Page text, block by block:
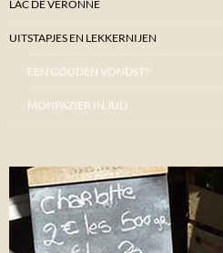
LAC DE VERONNE
UITSTAPJES EN LEKKERNIJEN
EEN GOUDEN VONDST?
MONPAZIER IN JULI